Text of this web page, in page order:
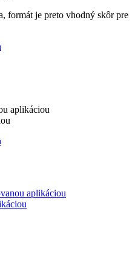
formát je preto vhodný skôr pre
aplikáciou
aplikáciou